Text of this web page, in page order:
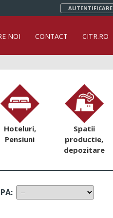
AUTENTIFICARE
NOI CONTACT CITR.RO
Hoteluri,
Pensiuni
Spatii
productie,
depozitare
: